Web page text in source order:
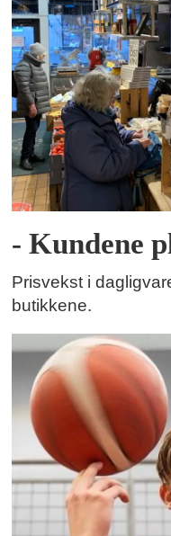
- Kundene
Prisvekst i
butikkene.